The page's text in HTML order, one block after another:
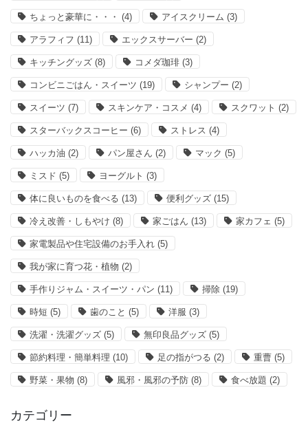
ちょっと豪華に・・・ (4) アイスクリーム (3)
アラフィフ (11) エックスサーバー (2)
キッチングッズ (8) コメダ珈琲 (3)
コンビニごはん・スイーツ (19) シャンプー (2)
スイーツ (7) スキンケア・コスメ (4) スクワット (2)
スターバックスコーヒー (6) ストレス (4)
ハッカ油 (2) パン屋さん (2) マック (5)
ミスド (5) ヨーグルト (3)
体に良いものを食べる (13) 便利グッズ (15)
冷え改善・しもやけ (8) 家ごはん (13) 家カフェ (5)
家電製品や住宅設備のお手入れ (5)
我が家に育つ花・植物 (2)
手作りジャム・スイーツ・パン (11) 掃除 (19)
時短 (5) 歯のこと (5) 洋服 (3)
洗濯・洗濯グッズ (5) 無印良品グッズ (5)
節約料理・簡単料理 (10) 足の指がつる (2) 重曹 (5)
野菜・果物 (8) 風邪・風邪の予防 (8) 食べ放題 (2)
カテゴリー